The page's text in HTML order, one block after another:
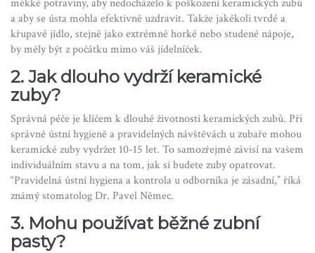
měkké potraviny, aby nedocházelo k poškození keramických zubů
a aby se ústa mohla efektivně uzdravit. Takže jakékoli tvrdé a
křupavé jídlo, stejně jako extrémně horké nebo studené nápoje,
by měly být z počátku mimo váš jídelníček.
2. Jak dlouho vydrží keramické
zuby?
Správná péče je klíčem k dlouhé životnosti keramických zubů. Při
správné ústní hygieně a pravidelných návštěvách u zubaře mohou
keramické zuby vydržet 10-15 let. To samozřejmě závisí na vašem
individuálním stavu a na tom, jak si budete zuby opatrovat.
“Pravidelná ústní hygiena a kontrola u odborníka je zásadní,” říká
známý stomatolog Dr. Pavel Němec.
3. Mohu používat běžné zubní
pasty?